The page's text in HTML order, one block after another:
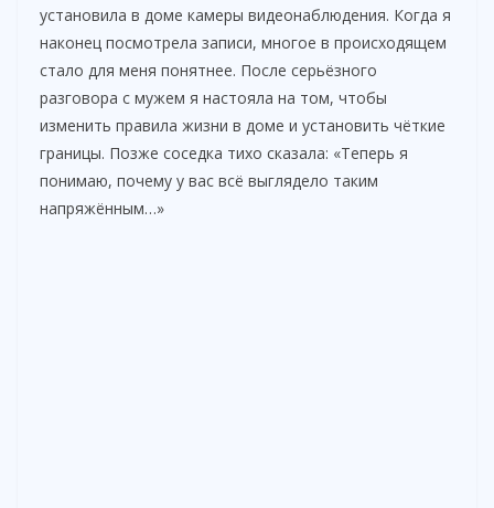
установила в доме камеры видеонаблюдения. Когда я
наконец посмотрела записи, многое в происходящем
стало для меня понятнее. После серьёзного
разговора с мужем я настояла на том, чтобы
изменить правила жизни в доме и установить чёткие
границы. Позже соседка тихо сказала: «Теперь я
понимаю, почему у вас всё выглядело таким
напряжённым…»